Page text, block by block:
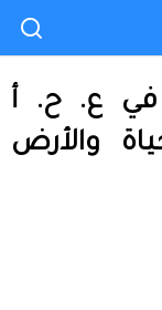
في ع. ح. أ
والأرض